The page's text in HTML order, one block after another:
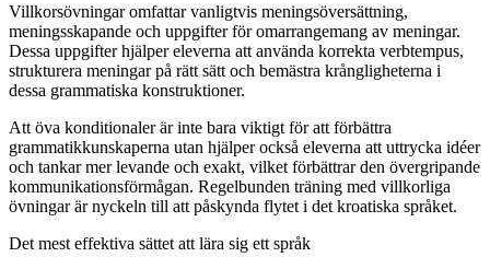
Villkorsövningar omfattar vanligtvis meningsöversättning,
meningsskapande och uppgifter för omarrangemang av meningar.
Dessa uppgifter hjälper eleverna att använda korrekta verbtempus,
strukturera meningar på rätt sätt och bemästra krångligheterna i
dessa grammatiska konstruktioner.
Att öva konditionaler är inte bara viktigt för att förbättra
grammatikkunskaperna utan hjälper också eleverna att uttrycka idéer
och tankar mer levande och exakt, vilket förbättrar den övergripande
kommunikationsförmågan. Regelbunden träning med villkorliga
övningar är nyckeln till att påskynda flytet i det kroatiska språket.
Det mest effektiva sättet att lära sig ett språk